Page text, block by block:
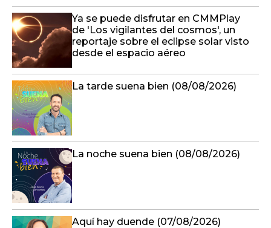
Ya se puede disfrutar en CMMPlay
de 'Los vigilantes del cosmos', un
reportaje sobre el eclipse solar visto
desde el espacio aéreo
La tarde suena bien (08/08/2026)
La noche suena bien (08/08/2026)
Aquí hay duende (07/08/2026)